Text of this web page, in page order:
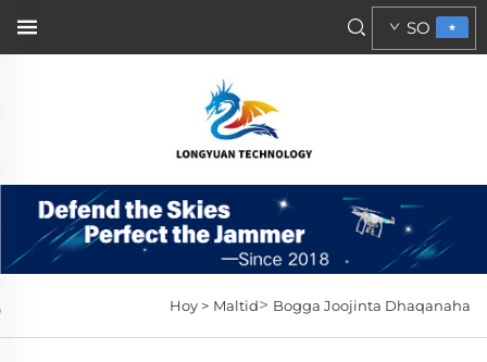
SO
Hoy > Maltid> Bogga Joojinta Dhaqanaha